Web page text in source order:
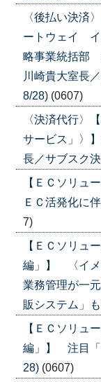
〈後払い決済
ートウェイ イ
略事業統括部
川崎貴大室長
8/28) (0607)
〈決済代行〉
サービス」〉
長／サブスク
【ＥＣソリュ
ＥＣ活発化に
7)
【ＥＣソリュ
編」】 〈イメ
業務管理が一
販システム」
【ＥＣソリュ
編」】 注目「
28) (0607)